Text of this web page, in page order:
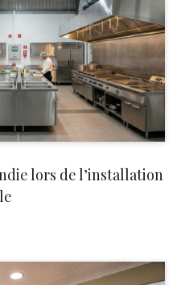
lors de l’installation